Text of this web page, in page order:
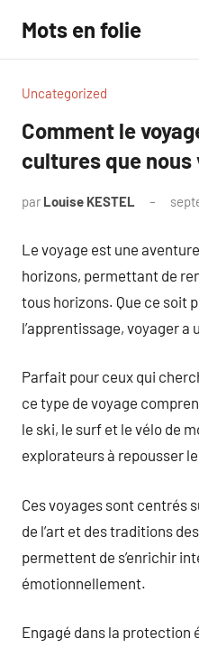
contenu
Mots en folie
Uncategorized
Comment le
cultures que nous
par Louise KESTEL
Le voyage est une
horizons, permettant de
tous horizons. Que ce soit
l’apprentissage, voyager a
Parfait pour ceux qui
ce type de voyage
le ski, le surf et le vélo de
explorateurs à repousser
Ces voyages sont centrés
de l’art et des traditions
permettent de s’enrichir
émotionnellement.
Engagé dans la protection